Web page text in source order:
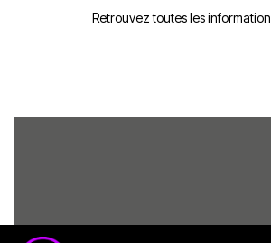
Retrouvez toutes les